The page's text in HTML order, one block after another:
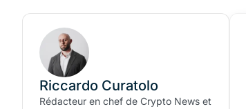
Riccardo Curatolo
Rédacteur en chef de Crypto News et